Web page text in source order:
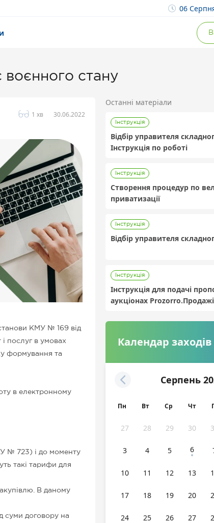
06
стану
1 хв 30.06.2022
КМУ № 169 від
і послуг в умовах
формування та
в електронному
№ 723) і до моменту
такі тарифи для
В даному
суми договору на
Останні матеріали
Інструкція
Відбір управителя
Інструкція по роботі
Інструкція
Інструкції для організаторів
Створення процедур по
приватизації
Інструкція
Відбір управителя
Інструкція
Інструкції для учасників
Інструкція для подачі
аукціонах Prozorro.Продажі
Календар заходів
Cерпень
Пн Вт Ср Чт
27 28 29 30
3 4 5 6
10 11 12 13
17 18 19 20
24 25 26 27